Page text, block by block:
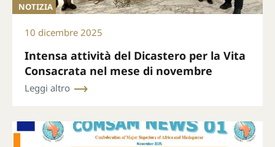
NOTIZIA
10 dicembre 2025
Intensa attività del Dicastero per la Vita
Consacrata nel mese di novembre
Leggi altro